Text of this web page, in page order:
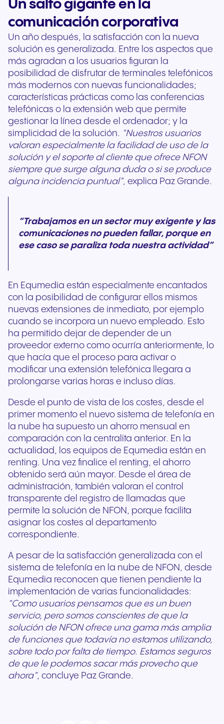
Un salto gigante en la
comunicación corporativa
Un año después, la satisfacción con la nueva
solución es generalizada. Entre los aspectos que
más agradan a los usuarios figuran la
posibilidad de disfrutar de terminales telefónicos
más modernos con nuevas funcionalidades;
características prácticas como las conferencias
telefónicas o la extensión web que permite
gestionar la línea desde el ordenador; y la
simplicidad de la solución. “Nuestros usuarios
valoran especialmente la facilidad de uso de la
solución y el soporte al cliente que ofrece NFON
siempre que surge alguna duda o si se produce
alguna incidencia puntual”, explica Paz Grande.
“Trabajamos en un sector muy exigente y las
comunicaciones no pueden fallar, porque en
ese caso se paraliza toda nuestra actividad”
En Equmedia están especialmente encantados
con la posibilidad de configurar ellos mismos
nuevas extensiones de inmediato, por ejemplo
cuando se incorpora un nuevo empleado. Esto
ha permitido dejar de depender de un
proveedor externo como ocurría anteriormente, lo
que hacía que el proceso para activar o
modificar una extensión telefónica llegara a
prolongarse varias horas e incluso días.
Desde el punto de vista de los costes, desde el
primer momento el nuevo sistema de telefonía en
la nube ha supuesto un ahorro mensual en
comparación con la centralita anterior. En la
actualidad, los equipos de Equmedia están en
renting. Una vez finalice el renting, el ahorro
obtenido será aún mayor. Desde el área de
administración, también valoran el control
transparente del registro de llamadas que
permite la solución de NFON, porque facilita
asignar los costes al departamento
correspondiente.
A pesar de la satisfacción generalizada con el
sistema de telefonía en la nube de NFON, desde
Equmedia reconocen que tienen pendiente la
implementación de varias funcionalidades:
“Como usuarios pensamos que es un buen
servicio, pero somos conscientes de que la
solución de NFON ofrece una gama más amplia
de funciones que todavía no estamos utilizando,
sobre todo por falta de tiempo. Estamos seguros
de que le podemos sacar más provecho que
ahora”, concluye Paz Grande.